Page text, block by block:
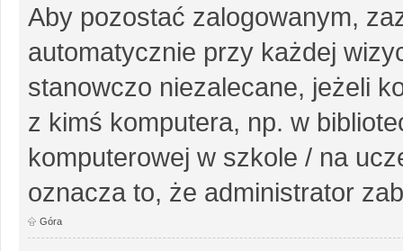
Aby pozostać zalogowanym,
automatycznie przy każdej
stanowczo niezalecane, jeżeli
z kimś komputera, np. w
komputerowej w szkole / na
oznacza to, że administrator
Góra